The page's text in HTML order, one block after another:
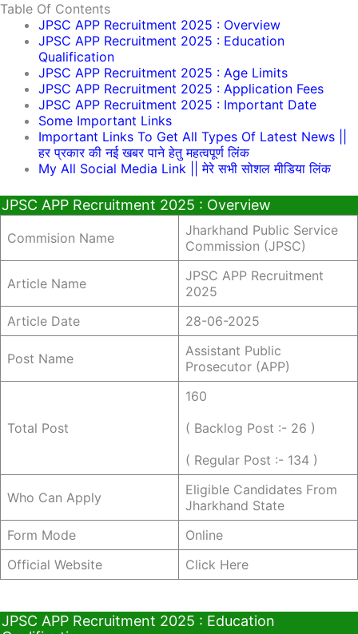
Table Of Contents
JPSC APP Recruitment 2025 : Overview
JPSC APP Recruitment 2025 : Education
Qualification
JPSC APP Recruitment 2025 : Age Limits
JPSC APP Recruitment 2025 : Application Fees
JPSC APP Recruitment 2025 : Important Date
Some Important Links
Important Links To Get All Types Of Latest News ||
हर प्रकार की नई खबर पाने हेतु महत्वपूर्ण लिंक
My All Social Media Link || मेरे सभी सोशल मीडिया लिंक
JPSC APP Recruitment 2025 : Overview
Commision Name
Jharkhand Public Service
Commission (JPSC)
Article Name
JPSC APP Recruitment
2025
Article Date
28-06-2025
Post Name
Assistant Public
Prosecutor (APP)
Total Post
160
( Backlog Post :- 26 )
( Regular Post :- 134 )
Who Can Apply
Eligible Candidates From
Jharkhand State
Form Mode
Online
Official Website
Click Here
JPSC APP Recruitment 2025 : Education